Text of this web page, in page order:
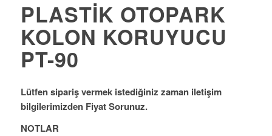
PLASTIK OTOPARK
KOLON KORUYUCU
PT-90
Lütfen sipariş vermek istediğiniz zaman iletişim
bilgilerimizden Fiyat Sorunuz.
NOTLAR